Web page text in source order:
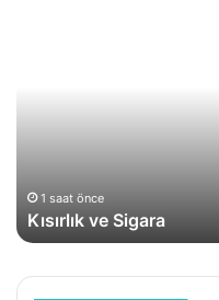
1 saat önce
Kısırlık ve Sigara